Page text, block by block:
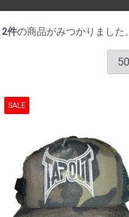
2件の商品がみつかりました。
SALE